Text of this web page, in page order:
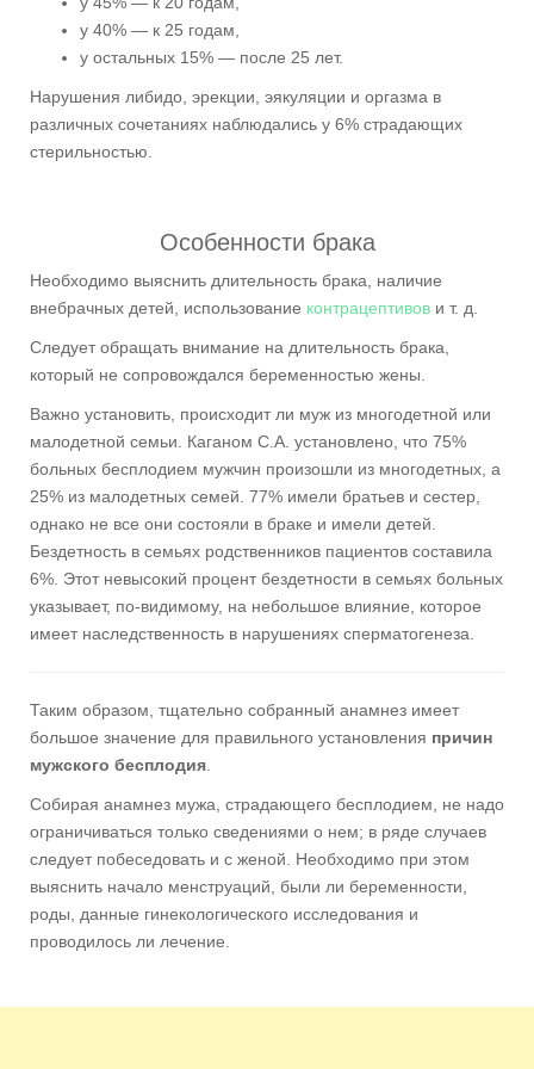
у 40% — к 25 годам,
у остальных 15% — после 25 лет.
Нарушения либидо, эрекции, эякуляции и оргазма в
различных сочетаниях наблюдались у 6% страдающих
стерильностью.
Особенности брака
Необходимо выяснить длительность брака, наличие
внебрачных детей, использование контрацептивов и т. д.
Следует обращать внимание на длительность брака,
который не сопровождался беременностью жены.
Важно установить, происходит ли муж из многодетной или
малодетной семьи. Каганом С.А. установлено, что 75%
больных бесплодием мужчин произошли из многодетных, а
25% из малодетных семей. 77% имели братьев и сестер,
однако не все они состояли в браке и имели детей.
Бездетность в семьях родственников пациентов составила
6%. Этот невысокий процент бездетности в семьях больных
указывает, по-видимому, на небольшое влияние, которое
имеет наследственность в нарушениях сперматогенеза.
Таким образом, тщательно собранный анамнез имеет
большое значение для правильного установления причин
мужского бесплодия
Собирая анамнез мужа, страдающего бесплодием, не надо
ограничиваться только сведениями о нем; в ряде случаев
следует побеседовать и с женой. Необходимо при этом
выяснить начало менструаций, были ли беременности,
роды, данные гинекологического исследования и
проводилось ли лечение.